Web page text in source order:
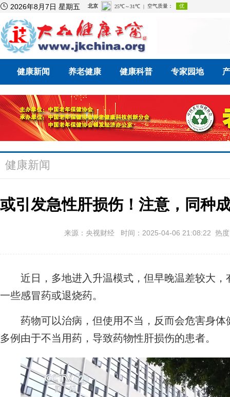
 2026年8月7日 星期五
健康新闻 养老健康 健康科普 专家园地
健康新闻
或引发急性肝损伤！注意，同种
来源：央视财经 时间：2025-04-06 21:08:22 热
近日，多地进入升温模式，但早晚温差较大，
一些感冒药或退烧药。
药物可以治病，但使用不当，反而会危害身体
多例由于不当用药，导致药物性肝损伤的患者。